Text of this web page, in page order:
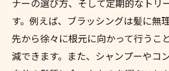
ナーの選び方、そして定期的なトリ
す。例えば、ブラッシングは髪に無
先から徐々に根元に向かって行うこ
減できます。また、シャンプーやコ